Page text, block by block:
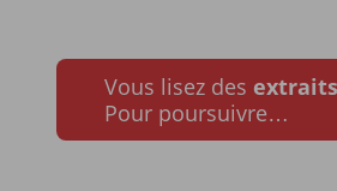
Vous lisez des
Pour poursuivre…